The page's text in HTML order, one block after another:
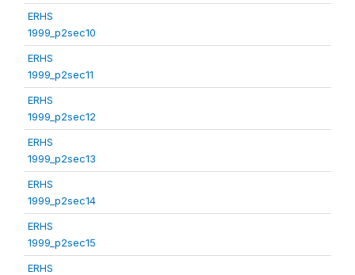
ERHS
1999_p2sec10
ERHS
1999_p2sec11
ERHS
1999_p2sec12
ERHS
1999_p2sec13
ERHS
1999_p2sec14
ERHS
1999_p2sec15
ERHS